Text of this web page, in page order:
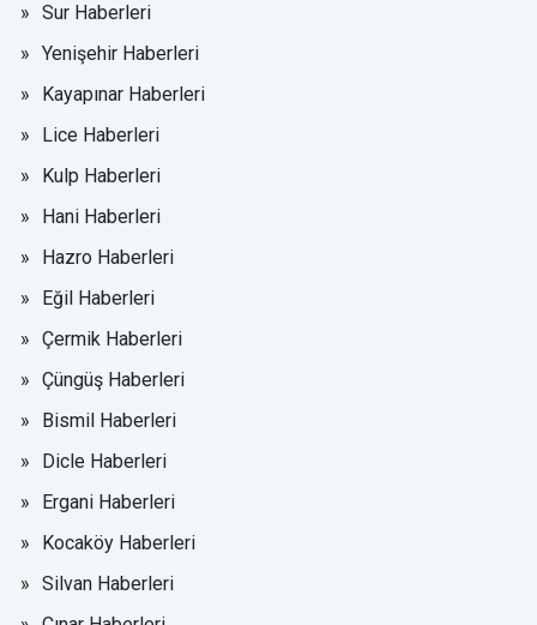
Sur Haberleri
Yenişehir Haberleri
Kayapınar Haberleri
Lice Haberleri
Kulp Haberleri
Hani Haberleri
Hazro Haberleri
Eğil Haberleri
Çermik Haberleri
Çüngüş Haberleri
Bismil Haberleri
Dicle Haberleri
Ergani Haberleri
Kocaköy Haberleri
Silvan Haberleri